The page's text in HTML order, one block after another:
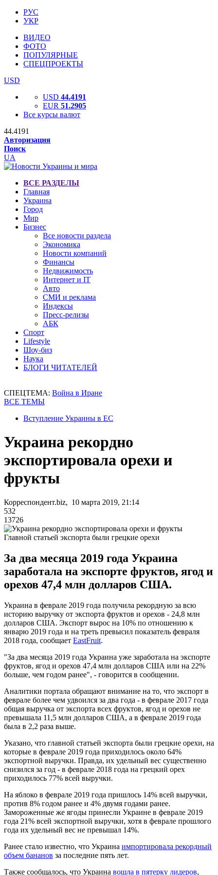
РУС
УКР
ВИДЕО
ФОТО
ПОПУЛЯРНЫЕ
СПЕЦПРОЕКТЫ
USD
USD 44.4191
EUR 51.2905
Все курсы валют
44.4191
Авторизация
Поиск
UA
ВСЕ РАЗДЕЛЫ
Главная
Украина
Город
Мир
Бизнес
Все новости раздела
Экономика
Новости компаний
Финансы
Недвижимость
Интернет и IT
Авто
СМИ и реклама
Индексы
Пресс-релизы
АБК
Спорт
Lifestyle
Шоу-биз
Наука
БЛОГИ ЧИТАТЕЛЕЙ
СПЕЦТЕМА: Война в Иране
ВСЕ ТЕМЫ
Вступление Украины в ЕС
Украина рекордно
экспортировала орехи и
фрукты
Корреспондент.biz, 10 марта 2019, 21:14
532
13726
Главной статьей экспорта были грецкие орехи
За два месяца 2019 года Украина
заработала на экспорте фруктов, ягод и
орехов 47,4 млн долларов США.
Украина в феврале 2019 года получила рекордную за всю
историю выручку от экспорта фруктов и орехов - 24,8 млн
долларов США. Экспорт вырос на 10% по отношению к
январю 2019 года и на треть превысил показатель февраля
2018 года, сообщает EastFruit.
"За два месяца 2019 года Украина уже заработала на экспорте
фруктов, ягод и орехов 47,4 млн долларов США или на 22%
больше, чем годом ранее", - говорится в сообщении.
Аналитики портала обращают внимание на то, что экспорт в
феврале более чем удвоился за два года - в феврале 2017 года
общая выручка от экспорта всех фруктов, ягод и орехов не
превышала 11,5 млн долларов США, а в феврале 2019 года
была в 2,2 раза выше.
Указано, что главной статьей экспорта были грецкие орехи, на
которые в феврале 2019 года приходилось около 64% ​​
экспортной выручки. Правда, их удельный вес существенно
снизился за год - в феврале 2018 года на грецкий орех
приходилось 77% всей выручки.
На яблоко в феврале 2019 года пришлось 14% всей выручки,
против 8% годом ранее и 4% двумя годами ранее.
Замороженные же ягоды принесли Украине в феврале 2019
года 21% всей экспортной выручки, хотя в феврале прошлого
года их удельный вес не превышал 14%.
Ранее стало известно, что Украина импортировала рекордный
объем бананов за последние пять лет.
Также сообщалось, что Украина вошла в пятерку лидеров,